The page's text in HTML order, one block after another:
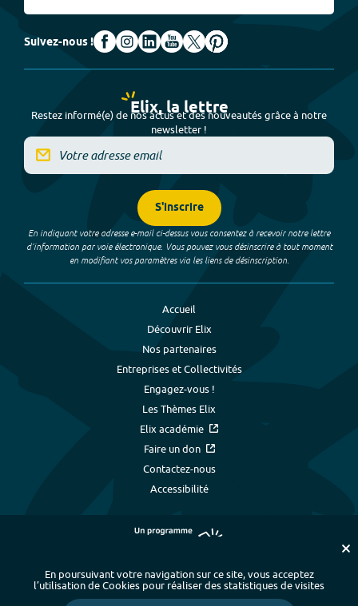
Suivez-nous !
Elix, la lettre
Restez informé(e) de nos actus et des nouveautés grâce à notre
newsletter !
S'inscrire
En indiquant votre adresse e-mail ci-dessus vous consentez à recevoir notre lettre
d’information par voie électronique. Vous pouvez vous désinscrire à tout moment
en modifiant vos paramètres via les liens de désinscription.
Accueil
Découvrir Elix
Nos partenaires
Entreprises et Collectivités
Engagez-vous !
Les Thèmes Elix
Elix académie
Faire un don
Contactez-nous
Accessibilité
Plan du site - Index alphabétique -
En poursuivant votre navigation sur ce site, vous acceptez
l’utilisation de Cookies pour réaliser des statistiques de visites